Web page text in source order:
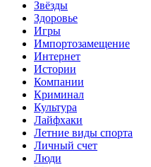
Звёзды
Здоровье
Игры
Импортозамещение
Интернет
Истории
Компании
Криминал
Культура
Лайфхаки
Летние виды спорта
Личный счет
Люди